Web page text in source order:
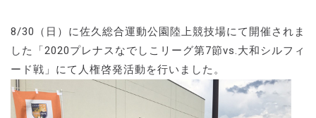
8/30（日）に佐久総合運動公園陸上競技場にて開催されま
した「2020プレナスなでしこリーグ第7節vs.大和シルフィ
ード戦」にて人権啓発活動を行いました。